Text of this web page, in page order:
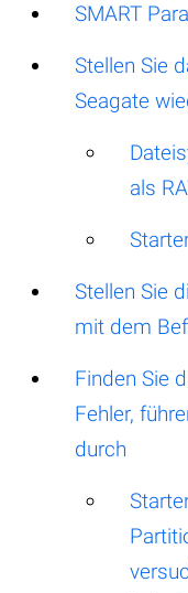
SMART
Stellen Sie
Seagate
als
Stellen Sie
mit dem
Finden Sie
Fehler,
durch